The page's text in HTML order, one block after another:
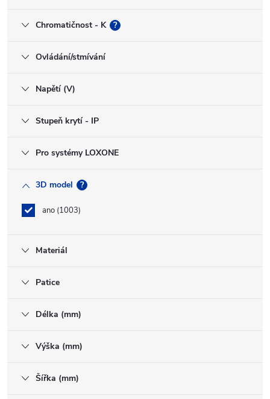
Chromatičnost - K ?
Ovládání/stmívání
Napětí (V)
Stupeň krytí - IP
Pro systémy LOXONE
3D model ?
ano 1003
Materiál
Patice
Délka (mm)
Výška (mm)
Šířka (mm)